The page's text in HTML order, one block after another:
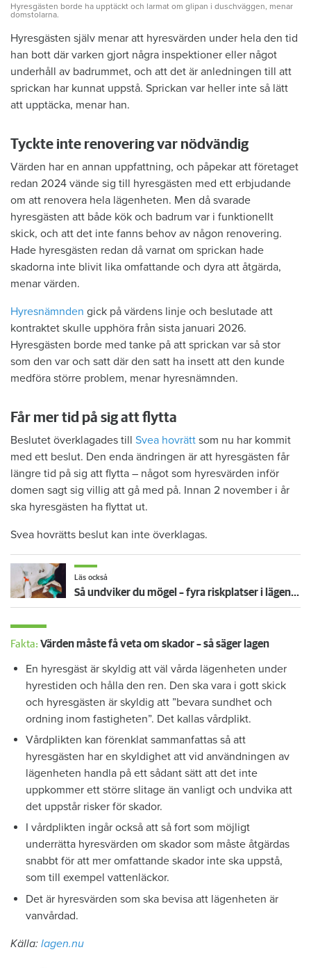
Hyresgästen borde ha upptäckt och larmat om glipan i duschväggen, menar
domstolarna.
Hyresgästen själv menar att hyresvärden under hela den tid
han bott där varken gjort några inspektioner eller något
underhåll av badrummet, och att det är anledningen till att
sprickan har kunnat uppstå. Sprickan var heller inte så lätt
att upptäcka, menar han.
Tyckte inte renovering var nödvändig
Värden har en annan uppfattning, och påpekar att företaget
redan 2024 vände sig till hyresgästen med ett erbjudande
om att renovera hela lägenheten. Men då svarade
hyresgästen att både kök och badrum var i funktionellt
skick, och att det inte fanns behov av någon renovering.
Hade hyresgästen redan då varnat om sprickan hade
skadorna inte blivit lika omfattande och dyra att åtgärda,
menar värden.
Hyresnämnden gick på värdens linje och beslutade att
kontraktet skulle upphöra från sista januari 2026.
Hyresgästen borde med tanke på att sprickan var så stor
som den var och satt där den satt ha insett att den kunde
medföra större problem, menar hyresnämnden.
Får mer tid på sig att flytta
Beslutet överklagades till Svea hovrätt som nu har kommit
med ett beslut. Den enda ändringen är att hyresgästen får
längre tid på sig att flytta – något som hyresvärden inför
domen sagt sig villig att gå med på. Innan 2 november i år
ska hyresgästen ha flyttat ut.
Svea hovrätts beslut kan inte överklagas.
Läs också
Så undviker du mögel – fyra riskplatser i lägenheten: ”Måste städa bort”
Fakta: Värden måste få veta om skador – så säger lagen
En hyresgäst är skyldig att väl vårda lägenheten under
hyrestiden och hålla den ren. Den ska vara i gott skick
och hyresgästen är skyldig att ”bevara sundhet och
ordning inom fastigheten”. Det kallas vårdplikt.
Vårdplikten kan förenklat sammanfattas så att
hyresgästen har en skyldighet att vid användningen av
lägenheten handla på ett sådant sätt att det inte
uppkommer ett större slitage än vanligt och undvika att
det uppstår risker för skador.
I vårdplikten ingår också att så fort som möjligt
underrätta hyresvärden om skador som måste åtgärdas
snabbt för att mer omfattande skador inte ska uppstå,
som till exempel vattenläckor.
Det är hyresvärden som ska bevisa att lägenheten är
vanvårdad.
Källa: lagen.nu